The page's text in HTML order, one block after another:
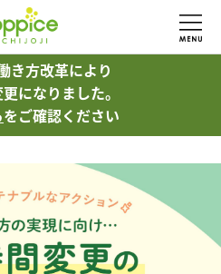
き方改革により
になりました。
をご確認ください
き方改革により
になりました。
をご確認ください